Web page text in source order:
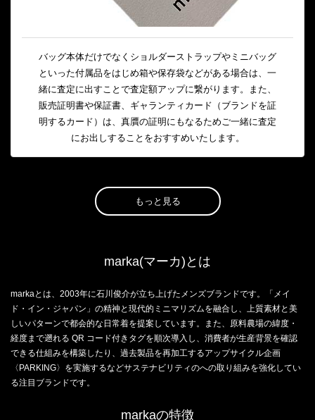
バッグ本体だけでなくショルダーストラップやミニバッグ
といった付属品をはじめ箱や保存袋などがある場合は、一
緒に査定に出すことで査定額アップに繋がります。また、
販売証明書や保証書、ギャランティカード（ブランドを証
明するカード）は、真贋の証明にもなるためご一緒に査定
にお出しすることをおすすめいたします。
もっと見る
marka(マーカ)とは
markaとは、2003年に石川俊介が立ち上げたメンズブランドです。「メイ
ド・イン・ジャパン」の精神と現代的ミニマリズムを融合し、上質素材と美
しいパターンで都会的な日常着を提案しています。また、原料農場の緯度・
経度まで遡れる QR コード付きタグを順次導入し、消費者が生産背景を確認
できる仕組みを構築したり、過去製品を再加工するアップサイクル企画
〈PARKING〉を実施するなどサステナビリティのへの取り組みを強化してい
る注目ブランドです。
markaの特徴